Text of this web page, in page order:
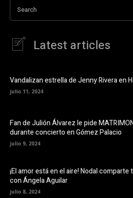
Search
Latest articles
Vandalizan estrella de Jenny Rivera en
julio 11, 2024
Fan de Julión Álvarez le pide
durante concierto en Gómez Palacio
julio 9, 2024
¡El amor está en el aire! Nodal
con Ángela Aguilar
julio 8, 2024